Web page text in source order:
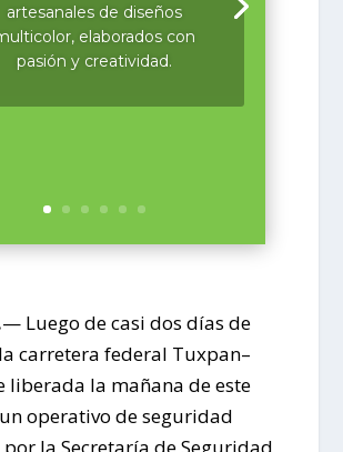
artesanales de diseños
elaborados con
pasión y creatividad.
— Luego de casi dos días de
carretera federal Tuxpan–
liberada la mañana de este
operativo de seguridad